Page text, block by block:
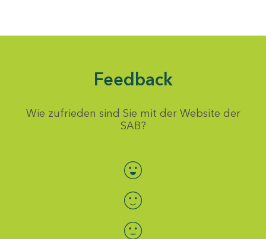
Feedback
Wie zufrieden sind Sie mit der Website der
SAB?
Bewertung auswählen